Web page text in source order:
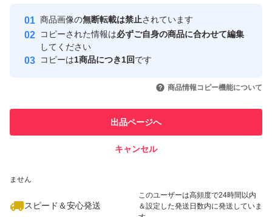
安心取引出品者
心・安全なユーザーです
取引実績
引を完了させた実績があります
での取引実績があります
ません
スピード＆安心発送
このユーザーは高頻度で24時間以内
＆設定した発送日数内に発送していま
商品画像の無断転載は禁止されています
コピーされた情報は必ずご自身の商品に合わせて編集
してください
コピーは1商品につき1回です
商品情報コピー機能について
出品ページへ
キャンセル